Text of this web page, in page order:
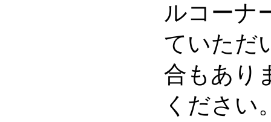
ルコーナ
ていただ
合もあり
ください